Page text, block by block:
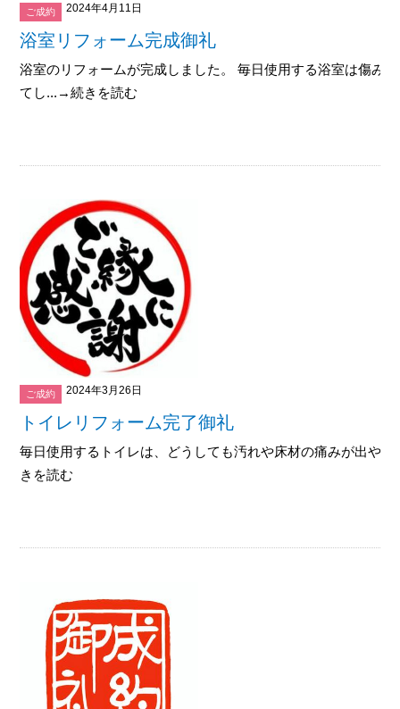
ご成約 2024年4月11日
浴室リフォーム完成御礼
浴室のリフォームが完成しました。 毎日使用する浴室は傷み
てし...→続きを読む
ご成約 2024年3月26日
トイレリフォーム完了御礼
毎日使用するトイレは、どうしても汚れや床材の痛みが出や
きを読む